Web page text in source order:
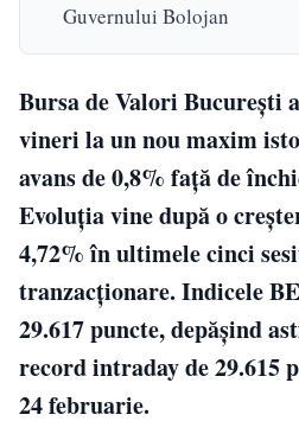
Guvernului Bolojan
Bursa de Valori București
vineri la un nou maxim
avans de 0,8% față de
Evoluția vine după o
4,72% în ultimele cinci
tranzacționare. Indicele
29.617 puncte, depășind
record intraday de 29.615
24 februarie.